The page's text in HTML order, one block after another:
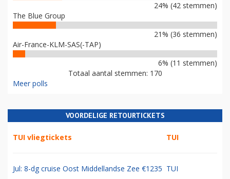
24% (42 stemmen)
The Blue Group
21% (36 stemmen)
Air-France-KLM-SAS(-TAP)
6% (11 stemmen)
Totaal aantal stemmen: 170
Meer polls
VOORDELIGE RETOURTICKETS
TUI vliegtickets TUI
Jul: 8-dg cruise Oost Middellandse Zee €1235 TUI